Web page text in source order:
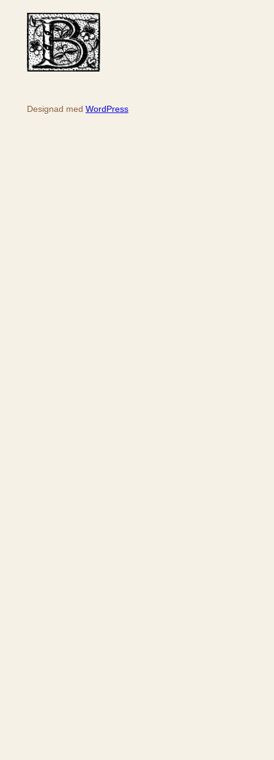
k
Designad med WordPress